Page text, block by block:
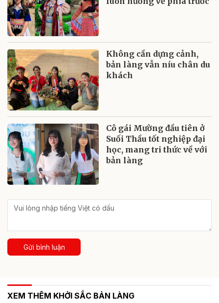
Không cần dựng cảnh,
bản làng vẫn níu chân du
khách
Cô gái Mường đầu tiên ở
Suối Thầu tốt nghiệp đại
học, mang tri thức về với
bản làng
Gửi bình luận
XEM THÊM KHỞI SẮC BẢN LÀNG